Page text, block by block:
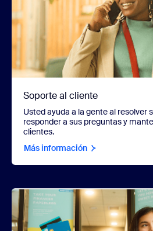
Soporte al cliente
Usted ayuda a la gente al resolver
responder a sus preguntas y
clientes.
Más información